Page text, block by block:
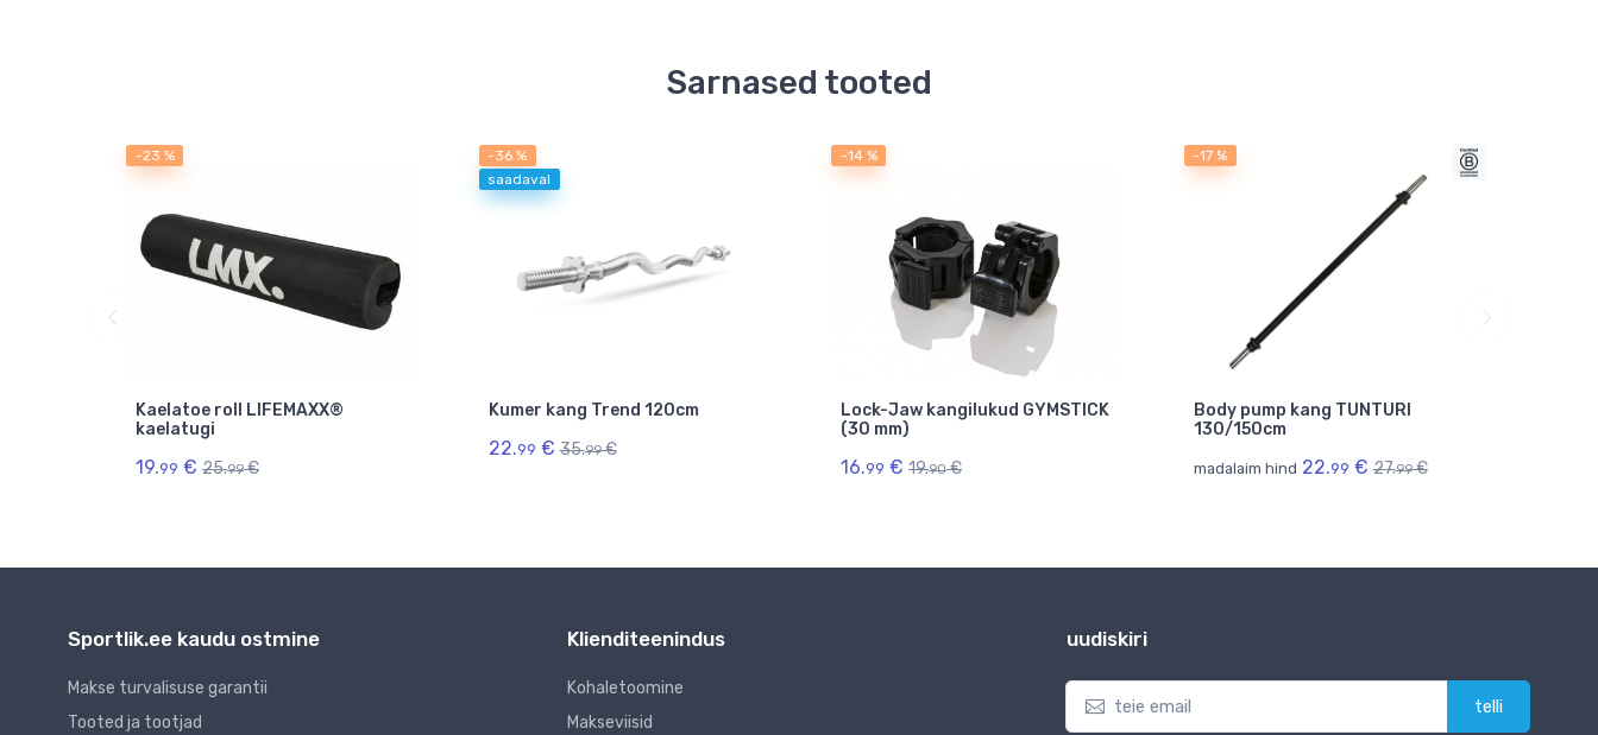
Sarnased tooted
-23 %
Kaelatoe roll LIFEMAXX®
kaelatugi
19.99 € 25.99€
-36 %
saadaval
Kumer kang Trend 120cm
22.99 €35.99€
-14 %
Lock-Jaw kangilukud GYMSTICK
(30 mm)
16.99 € 19.90€
-17 %
Body pump kang TUNTURI
130/150cm
madalaim hind 22.99 €27.99€
Sportlik.ee kaudu ostmine
Makse turvalisuse garantii
Tooted ja tootjad
Klienditeenindus
Kohaletoomine
Makseviisid
uudiskiri
telli